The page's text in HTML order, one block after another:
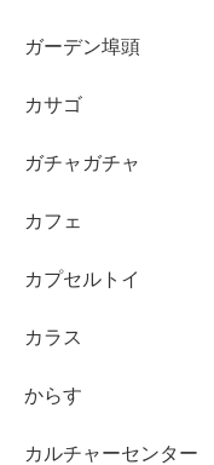
ガーデン埠頭
カサゴ
ガチャガチャ
カフェ
カプセルトイ
カラス
からす
カルチャーセンター